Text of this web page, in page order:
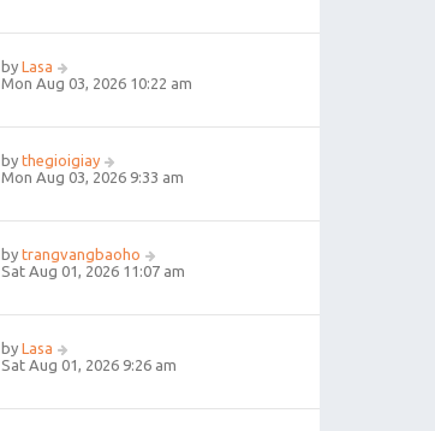
by Lasa
Mon Aug 03, 2026 10:22 am
by thegioigiay
Mon Aug 03, 2026 9:33 am
by trangvangbaoho
Sat Aug 01, 2026 11:07 am
by Lasa
Sat Aug 01, 2026 9:26 am